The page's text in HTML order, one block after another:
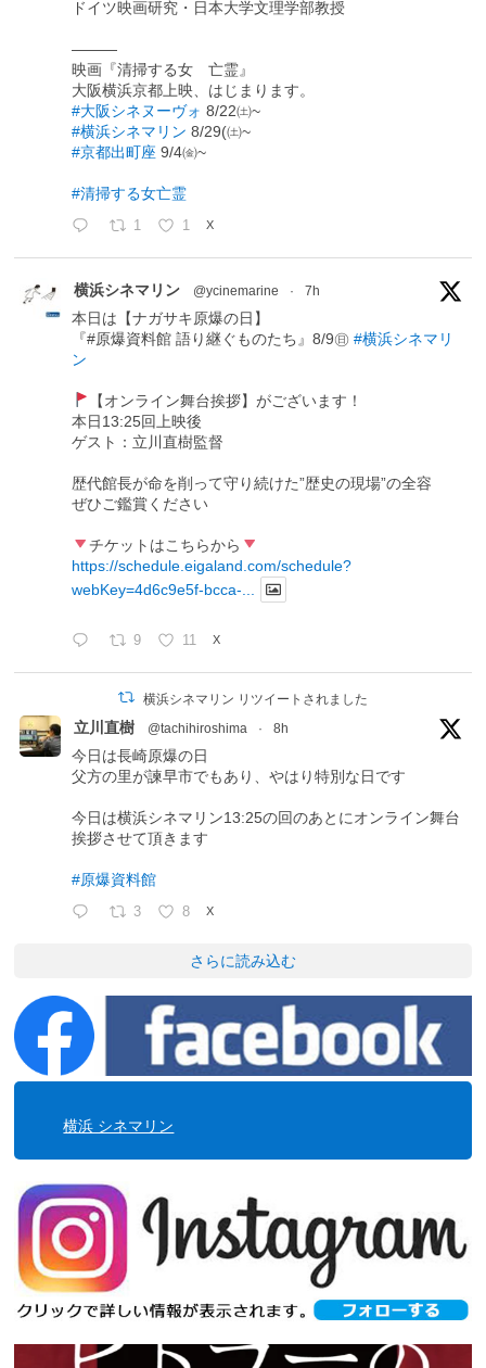
ドイツ映画研究・日本大学文理学部教授
―――
映画『清掃する女 亡霊』
大阪横浜京都上映、はじまります。
#大阪シネヌーヴォ 8/22㈯~
#横浜シネマリン 8/29(㈯~
#京都出町座 9/4㈮~
#清掃する女亡霊
1 1 X
横浜シネマリン @ycinemarine · 7h
本日は【ナガサキ原爆の日】
『#原爆資料館 語り継ぐものたち』8/9㊐#横浜シネマリ
ン
【オンライン舞台挨拶】がございます！
本日13:25回上映後
ゲスト：立川直樹監督
歴代館長が命を削って守り続けた”歴史の現場”の全容
ぜひご鑑賞ください
チケットはこちらから
https://schedule.eigaland.com/schedule?
webKey=4d6c9e5f-bcca-...
9 11 X
横浜シネマリン リツイートされました
立川直樹 @tachihiroshima · 8h
今日は長崎原爆の日
父方の里が諫早市でもあり、やはり特別な日です
今日は横浜シネマリン13:25の回のあとにオンライン舞台
挨拶させて頂きます
#原爆資料館
3 8 X
さらに読み込む
横浜 シネマリン